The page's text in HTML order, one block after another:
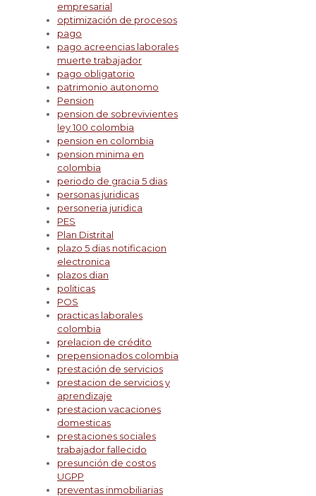
empresarial
optimización de procesos
pago
pago acreencias laborales
muerte trabajador
pago obligatorio
patrimonio autonomo
Pension
pension de sobrevivientes
ley 100 colombia
pension en colombia
pension minima en
colombia
periodo de gracia 5 dias
personas juridicas
personeria juridica
PES
Plan Distrital
plazo 5 dias notificacion
electronica
plazos dian
politicas
POS
practicas laborales
colombia
prelacion de crédito
prepensionados colombia
prestación de servicios
prestacion de servicios y
aprendizaje
prestacion vacaciones
domesticas
prestaciones sociales
trabajador fallecido
presunción de costos
UGPP
preventas inmobiliarias